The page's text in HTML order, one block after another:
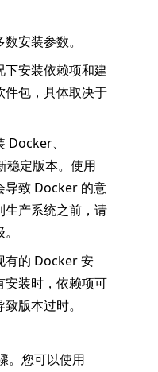
安装参数。
安装依赖项和建
件包，具体取决于
Docker、
定版本。使用
导致 Docker 的意
生产系统之前，请
有的 Docker 安
安装时，依赖项可
版本过时。
。您可以使用